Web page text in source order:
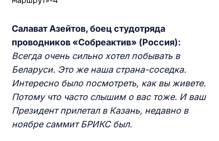
Салават Азейтов, боец студотряда
проводников «Собреактив» (Россия):
Всегда очень сильно хотел побывать в
Беларуси. Это же наша страна-соседка.
Интересно было посмотреть, как вы живете.
Потому что часто слышим о вас тоже. И ваш
Президент прилетал в Казань, недавно в
ноябре саммит БРИКС был.